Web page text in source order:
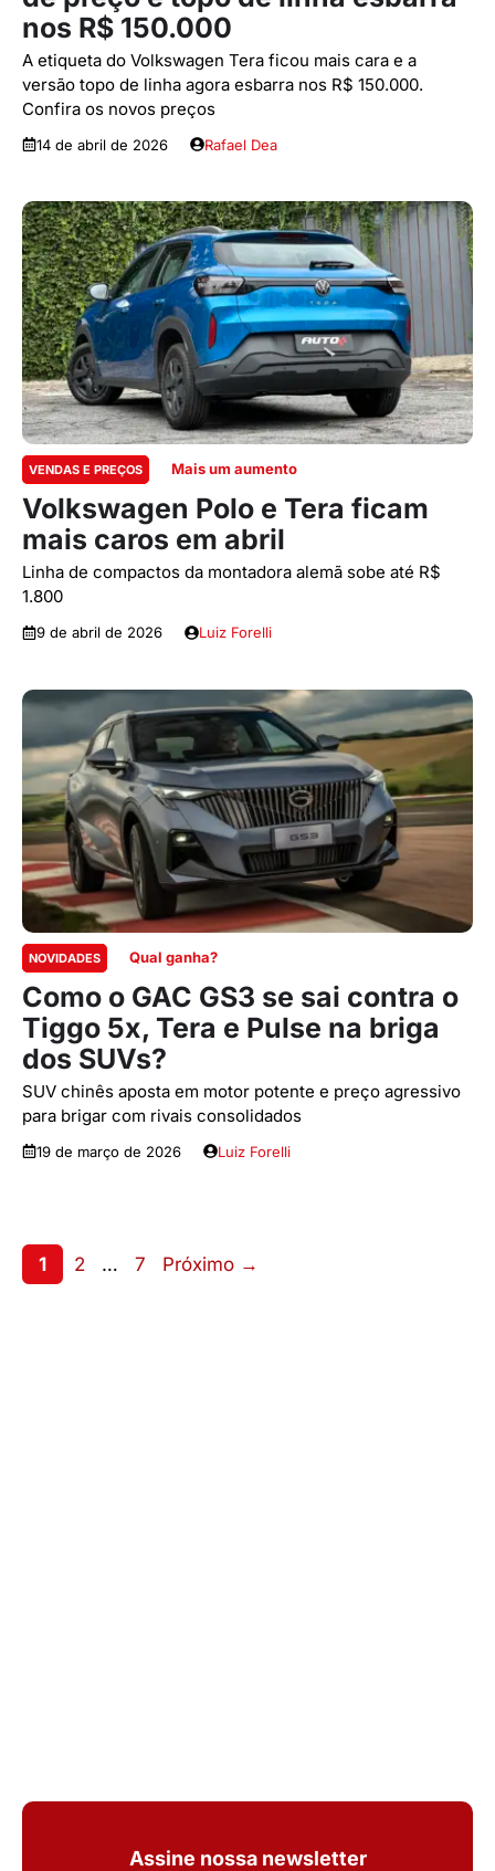
nos R$ 150.000
A etiqueta do Volkswagen Tera ficou mais cara e a
versão topo de linha agora esbarra nos R$ 150.000.
Confira os novos preços
14 de abril de 2026 Rafael Dea
VENDAS E PREÇOS Mais um aumento
Volkswagen Polo e Tera ficam
mais caros em abril
Linha de compactos da montadora alemã sobe até R$
1.800
9 de abril de 2026 Luiz Forelli
NOVIDADES Qual ganha?
Como o GAC GS3 se sai contra o
Tiggo 5x, Tera e Pulse na briga
dos SUVs?
SUV chinês aposta em motor potente e preço agressivo
para brigar com rivais consolidados
19 de março de 2026 Luiz Forelli
Page
1 Page
2 … Page
7 Próximo →
Assine nossa newsletter